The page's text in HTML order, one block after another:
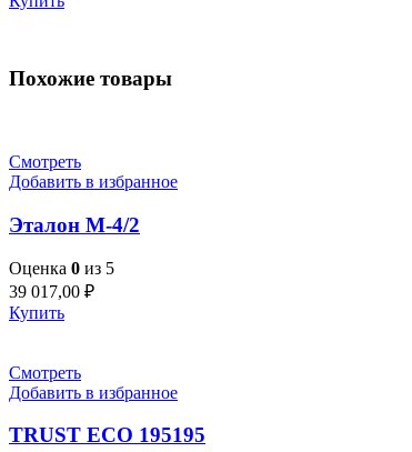
Похожие товары
Смотреть
Добавить в избранное
Эталон М-4/2
Оценка 0 из 5
39 017,00 ₽
Купить
Смотреть
Добавить в избранное
TRUST ECO 195195